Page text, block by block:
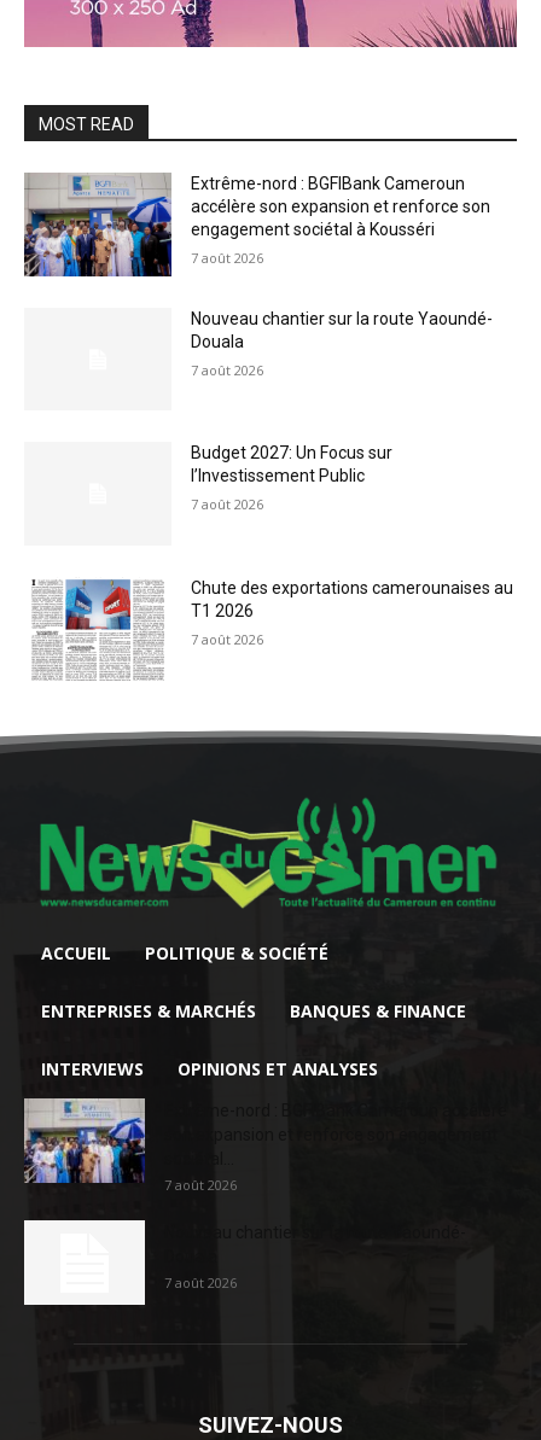
MOST READ
Extrême-nord : BGFIBank Cameroun
accélère son expansion et renforce son
engagement sociétal à Kousséri
7 août 2026
Nouveau chantier sur la route Yaoundé-
Douala
7 août 2026
Budget 2027: Un Focus sur
l’Investissement Public
7 août 2026
Chute des exportations camerounaises au
T1 2026
7 août 2026
ACCUEIL POLITIQUE & SOCIÉTÉ
ENTREPRISES & MARCHÉS BANQUES & FINANCE
INTERVIEWS OPINIONS ET ANALYSES
7 août 2026
7 août 2026
SUIVEZ-NOUS